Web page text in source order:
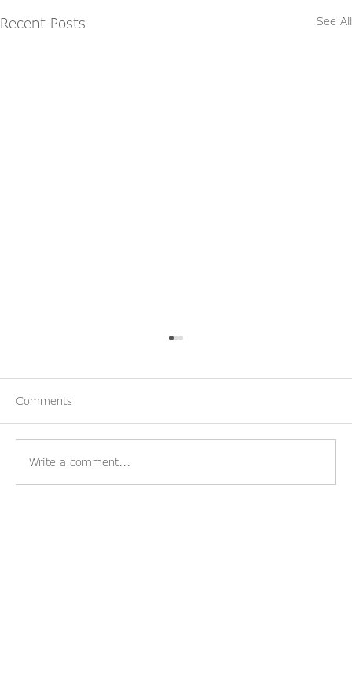
Recent Posts See All
Comments
Write a comment...